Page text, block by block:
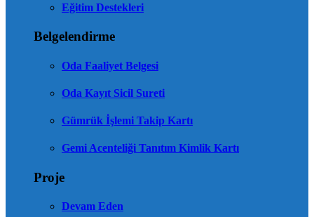
Eğitim Destekleri
Belgelendirme
Oda Faaliyet Belgesi
Oda Kayıt Sicil Sureti
Gümrük İşlemi Takip Kartı
Gemi Acenteliği Tanıtım Kimlik Kartı
Proje
Devam Eden